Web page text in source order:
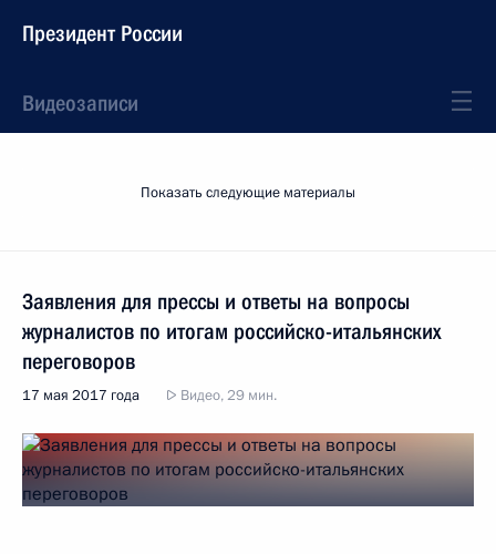
Президент России
Видеозаписи
Показать следующие материалы
Заявления для прессы и ответы на вопросы
журналистов по итогам российско-итальянских
переговоров
17 мая 2017 года Видео, 29 мин.